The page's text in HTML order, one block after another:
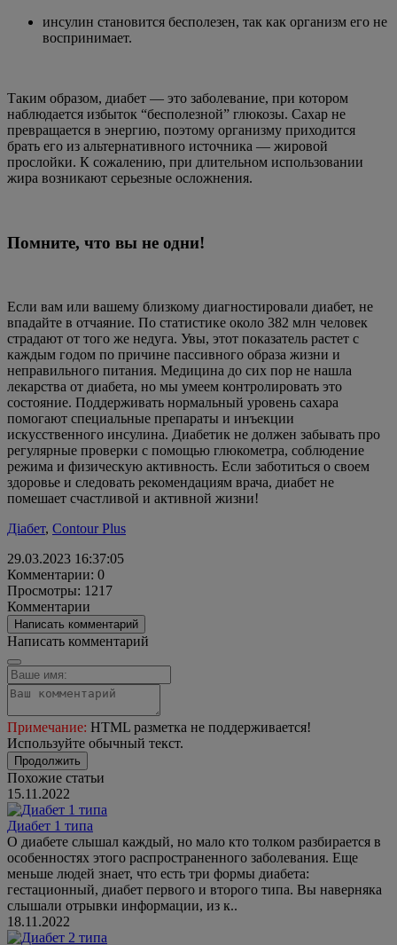
инсулин становится бесполезен, так как организм его не
воспринимает.
Таким образом, диабет — это заболевание, при котором
наблюдается избыток “бесполезной” глюкозы. Сахар не
превращается в энергию, поэтому организму приходится
брать его из альтернативного источника — жировой
прослойки. К сожалению, при длительном использовании
жира возникают серьезные осложнения.
Помните, что вы не одни!
Если вам или вашему близкому диагностировали диабет, не
впадайте в отчаяние. По статистике около 382 млн человек
страдают от того же недуга. Увы, этот показатель растет с
каждым годом по причине пассивного образа жизни и
неправильного питания. Медицина до сих пор не нашла
лекарства от диабета, но мы умеем контролировать это
состояние. Поддерживать нормальный уровень сахара
помогают специальные препараты и инъекции
искусственного инсулина. Диабетик не должен забывать про
регулярные проверки с помощью глюкометра, соблюдение
режима и физическую активность. Если заботиться о своем
здоровье и следовать рекомендациям врача, диабет не
помешает счастливой и активной жизни!
Діабет, Contour Plus
29.03.2023 16:37:05
Комментарии: 0
Просмотры: 1217
Комментарии
Написать комментарий
Написать комментарий
Примечание: HTML разметка не поддерживается!
Используйте обычный текст.
Продолжить
Похожие статьи
15.11.2022
Диабет 1 типа
О диабете слышал каждый, но мало кто толком разбирается в
особенностях этого распространенного заболевания. Еще
меньше людей знает, что есть три формы диабета:
гестационный, диабет первого и второго типа. Вы наверняка
слышали отрывки информации, из к..
18.11.2022